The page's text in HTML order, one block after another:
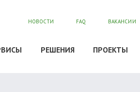
НОВОСТИ FAQ ВАКАНСИИ
РЕШЕНИЯ ПРОЕКТЫ